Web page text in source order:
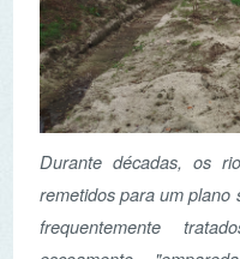
Durante décadas, os
remetidos para um plano
frequentemente
escoamento,
finalmente a mudar com o